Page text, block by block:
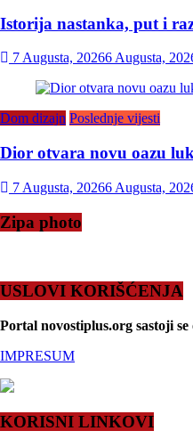
Istorija nastanka, put i
7 Augusta, 20266 Augusta,
Dom dizajn Poslednje vijesti
Dior otvara novu oazu
7 Augusta, 20266 Augusta,
Zipa photo
USLOVI KORIŠĆENJA
Portal novostiplus.org sastoji
IMPRESUM
KORISNI LINKOVI